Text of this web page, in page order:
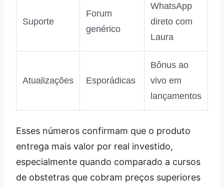
Suporte
Forum
genérico
WhatsApp
direto com
Laura
Atualizações Esporádicas
Bônus ao
vivo em
lançamentos
Esses números confirmam que o produto
entrega mais valor por real investido,
especialmente quando comparado a cursos
de obstetras que cobram preços superiores